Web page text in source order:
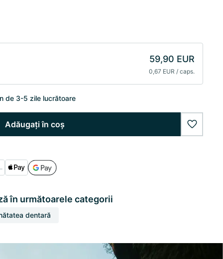
59,90 EUR
0,67 EUR / caps.
de 3-5 zile lucrătoare
Adăugați în coș
în următoarele categorii
dentară